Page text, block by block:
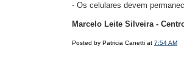
- Os celulares devem
Marcelo Leite Silveira -
Posted by Patricia Canetti at 7:54 AM